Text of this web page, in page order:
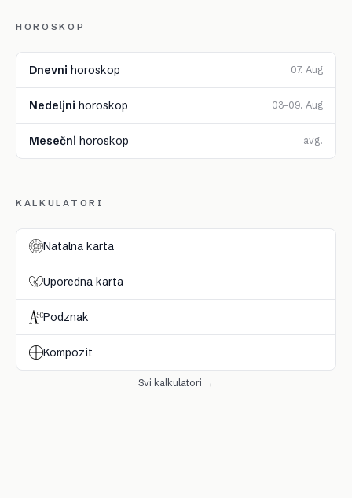
HOROSKOP
Dnevni horoskop 07. Aug
Nedeljni horoskop 03–09. Aug
Mesečni horoskop avg.
KALKULATORI
Natalna karta
Uporedna karta
Podznak
Kompozit
Svi kalkulatori →